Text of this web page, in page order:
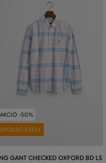
AKCIÓ -50%
UTOLSÓ ESÉLY
GANT CHECKED OXFORD BD LS